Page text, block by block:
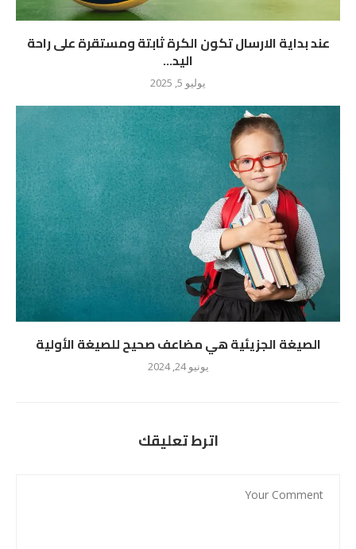
عند بداية الارسال تكون الكرة ثابتة ومستقرة على راحة
اليد...
يوليو 5, 2025
الصيغة الجزيئية هي مضاعف صحيح للصيغة الأولية
يونيو 24, 2024
اترط تعليقك